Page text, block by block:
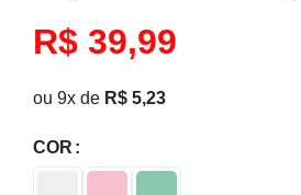
R$ 39,99
ou 9x de R$ 5,23
COR